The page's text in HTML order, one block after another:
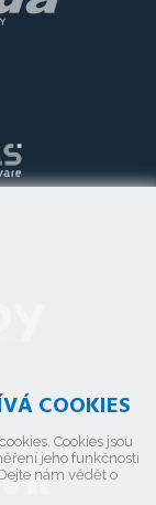
COOKIES
Cookies jsou
jeho funkčnosti
nám vědět o